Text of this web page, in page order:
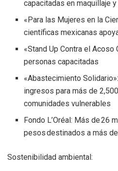
capacitadas en maquillaje
«Para las Mujeres en la
científicas mexicanas
«Stand Up Contra el
personas capacitadas
«Abastecimiento
ingresos para más de
comunidades vulnerables
Fondo L’Oréal: Más de 26
pesos destinados a más
Sostenibilidad ambiental: